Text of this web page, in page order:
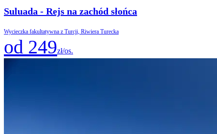
Suluada - Rejs na zachód słońca
Wycieczka fakultatywna z Turcji, Riwiera Turecka
od 249zł/os.